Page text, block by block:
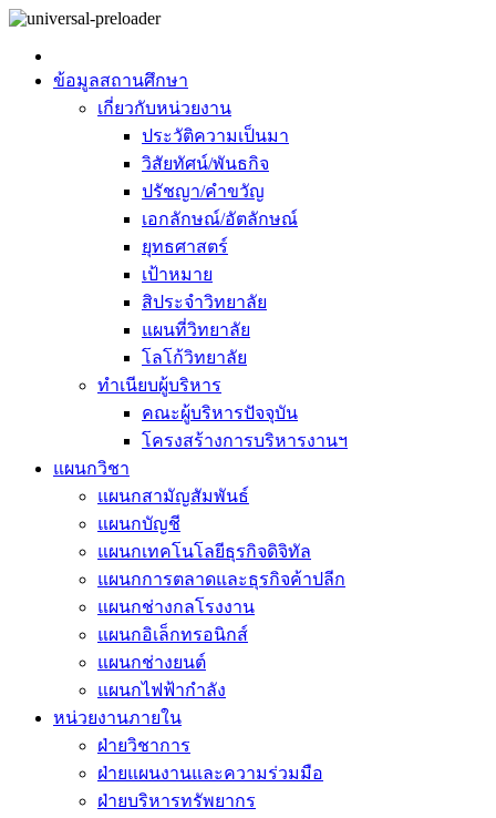
ข้อมูลสถานศึกษา
เกี่ยวกับหน่วยงาน
ประวัติความเป็นมา
วิสัยทัศน์/พันธกิจ
ปรัชญา/คำขวัญ
เอกลักษณ์/อัตลักษณ์
ยุทธศาสตร์
เป้าหมาย
สิประจำวิทยาลัย
แผนที่วิทยาลัย
โลโก้วิทยาลัย
ทำเนียบผู้บริหาร
คณะผู้บริหารปัจจุบัน
โครงสร้างการบริหารงานฯ
แผนกวิชา
แผนกสามัญสัมพันธ์
แผนกบัญชี
แผนกเทคโนโลยีธุรกิจดิจิทัล
แผนกการตลาดและธุรกิจค้าปลีก
แผนกช่างกลโรงงาน
แผนกอิเล็กทรอนิกส์
แผนกช่างยนต์
แผนกไฟฟ้ากำลัง
หน่วยงานภายใน
ฝ่ายวิชาการ
ฝ่ายแผนงานและความร่วมมือ
ฝ่ายบริหารทรัพยากร